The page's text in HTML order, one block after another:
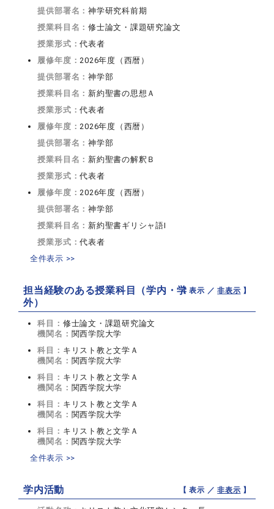
提供部署名：神学研究科前期
授業科目名：修士論文・課題研究論文
授業形式：代表者
履修年度：2026年度（西暦）
提供部署名：神学部
授業科目名： 新約聖書の思想Ａ
授業形式：代表者
履修年度：2026年度（西暦）
提供部署名：神学部
授業科目名： 新約聖書の解釈Ｂ
授業形式：代表者
履修年度：2026年度（西暦）
提供部署名：神学部
授業科目名： 新約聖書ギリシャ語I
授業形式：代表者
全件表示 >>
担当経験のある授業科目（学内・学
外）
【 表示 ／非表示 】
科目： 修士論文・課題研究論文
機関名： 関西学院大学
科目： キリスト教と文学Ａ
機関名： 関西学院大学
科目： キリスト教と文学Ａ
機関名： 関西学院大学
科目： キリスト教と文学Ａ
機関名： 関西学院大学
科目： キリスト教と文学Ａ
機関名： 関西学院大学
全件表示 >>
学内活動 【 表示 ／非表示 】